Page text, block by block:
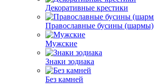
Декоративные крестики
Православные бусины (шармы)
Мужские
Знаки зодиака
Без камней